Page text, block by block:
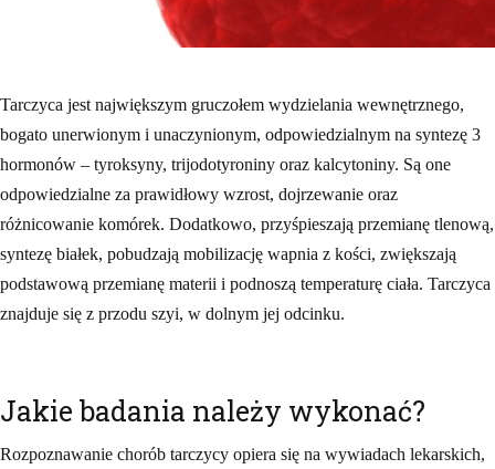
Tarczyca jest największym gruczołem wydzielania wewnętrznego,
bogato unerwionym i unaczynionym, odpowiedzialnym na syntezę 3
hormonów – tyroksyny, trijodotyroniny oraz kalcytoniny. Są one
odpowiedzialne za prawidłowy wzrost, dojrzewanie oraz
różnicowanie komórek. Dodatkowo, przyśpieszają przemianę tlenową,
syntezę białek, pobudzają mobilizację wapnia z kości, zwiększają
podstawową przemianę materii i podnoszą temperaturę ciała. Tarczyca
znajduje się z przodu szyi, w dolnym jej odcinku.
Jakie badania należy wykonać?
Rozpoznawanie chorób tarczycy opiera się na wywiadach lekarskich,